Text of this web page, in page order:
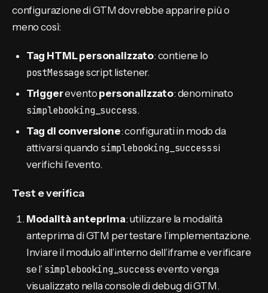
configurazione di GTM dovrebbe apparire più o
meno così:
Tag HTML personalizzato: contiene lo
postMessagescript listener.
Triggerevento personalizzato: denominato
simplebooking_success.
Tag di conversione: configurati in modo da
attivarsi quando simplebooking_successsi
verifichi l’evento.
Test e verifica
Modalità anteprima: utilizzare la modalità
anteprima di GTM per testare l’implementazione.
Inviare il modulo all’interno dell’iframe e verificare
se l’ simplebooking_success evento venga
visualizzato nella console di debug di GTM.